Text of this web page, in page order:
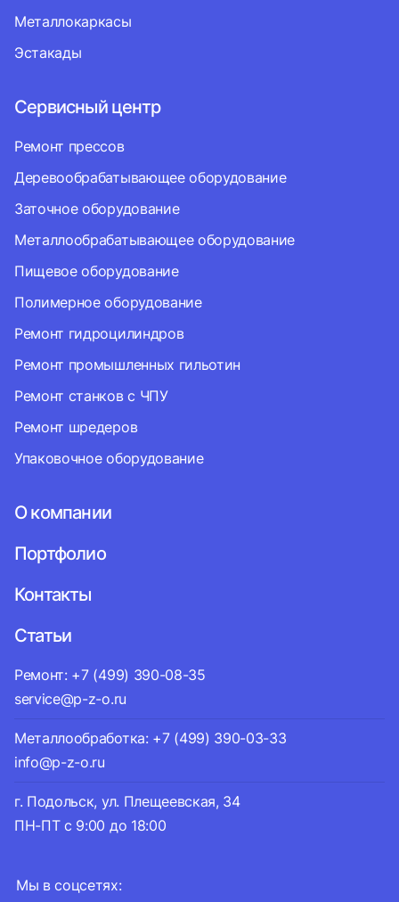
Мы в соцсетях:
Металлокаркасы
Эстакады
Сервисный центр
Ремонт прессов
Деревообрабатывающее оборудование
Заточное оборудование
Металлообрабатывающее оборудование
Пищевое оборудование
Полимерное оборудование
Ремонт гидроцилиндров
Ремонт промышленных гильотин
Ремонт станков с ЧПУ
Ремонт шредеров
Упаковочное оборудование
О компании
Портфолио
Контакты
Статьи
Ремонт: +7 (499) 390-08-35
service@p-z-o.ru
Металлообработка: +7 (499) 390-03-33
info@p-z-o.ru
г. Подольск, ул. Плещеевская, 34
ПН-ПТ с 9:00 до 18:00